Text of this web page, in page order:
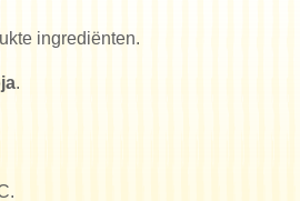
ingrediënten.
.